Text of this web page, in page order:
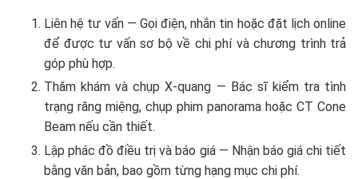
Liên hệ tư vấn — Gọi điện, nhắn tin hoặc đặt lịch online
để được tư vấn sơ bộ về chi phí và chương trình trả
góp phù hợp.
Thăm khám và chụp X-quang — Bác sĩ kiểm tra tình
trạng răng miệng, chụp phim panorama hoặc CT Cone
Beam nếu cần thiết.
Lập phác đồ điều trị và báo giá — Nhận báo giá chi tiết
bằng văn bản, bao gồm từng hạng mục chi phí.